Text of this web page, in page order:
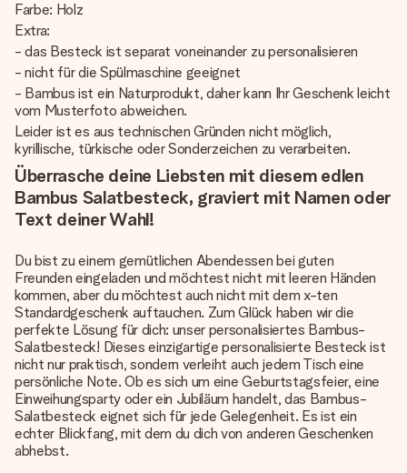
Farbe: Holz
Extra:
- das Besteck ist separat voneinander zu personalisieren
- nicht für die Spülmaschine geeignet
- Bambus ist ein Naturprodukt, daher kann Ihr Geschenk leicht
vom Musterfoto abweichen.
Leider ist es aus technischen Gründen nicht möglich,
kyrillische, türkische oder Sonderzeichen zu verarbeiten.
Überrasche deine Liebsten mit diesem edlen
Bambus Salatbesteck, graviert mit Namen oder
Text deiner Wahl!
Du bist zu einem gemütlichen Abendessen bei guten
Freunden eingeladen und möchtest nicht mit leeren Händen
kommen, aber du möchtest auch nicht mit dem x-ten
Standardgeschenk auftauchen. Zum Glück haben wir die
perfekte Lösung für dich: unser personalisiertes Bambus-
Salatbesteck! Dieses einzigartige personalisierte Besteck ist
nicht nur praktisch, sondern verleiht auch jedem Tisch eine
persönliche Note. Ob es sich um eine Geburtstagsfeier, eine
Einweihungsparty oder ein Jubiläum handelt, das Bambus-
Salatbesteck eignet sich für jede Gelegenheit. Es ist ein
echter Blickfang, mit dem du dich von anderen Geschenken
abhebst.